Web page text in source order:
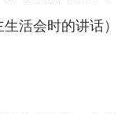
活会时的讲话）